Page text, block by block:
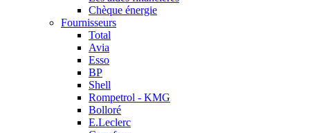
Chèque énergie
Fournisseurs
Total
Avia
Esso
BP
Shell
Rompetrol - KMG
Bolloré
E.Leclerc